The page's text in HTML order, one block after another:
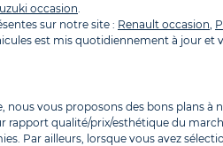
occasion
sur notre site : Renault occasion
est mis quotidiennement à jour
vous proposons des bons plans
rapport qualité/prix/esthétique du
Par ailleurs, lorsque vous avez